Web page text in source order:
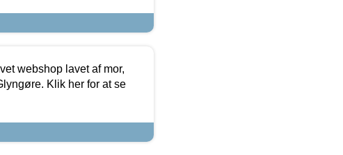
webshop lavet af mor,
Klik her for at se